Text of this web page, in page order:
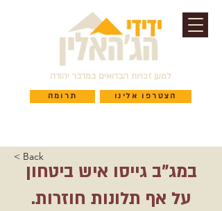
למען זכויות הבדואים במדבר יהודה
תרומה הצטרפו אלינו
< Back
במג"ב גייסו איש ביטחון
על אף תלונות חוזרות.